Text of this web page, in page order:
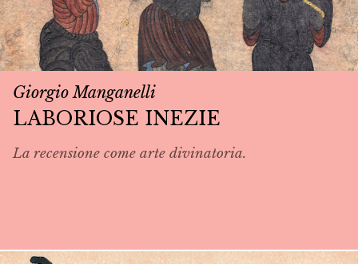
Giorgio Manganelli
LABORIOSE INEZIE
La recensione come arte divinatoria.